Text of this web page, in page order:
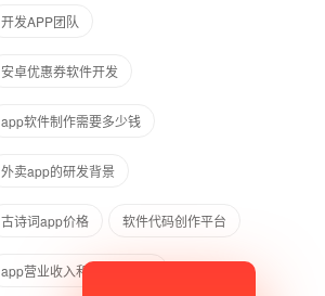
开发APP团队
安卓优惠券软件开发
app软件制作需要多少钱
外卖app的研发背景
古诗词app价格 软件代码创作平台
app营业收入和净利润分析